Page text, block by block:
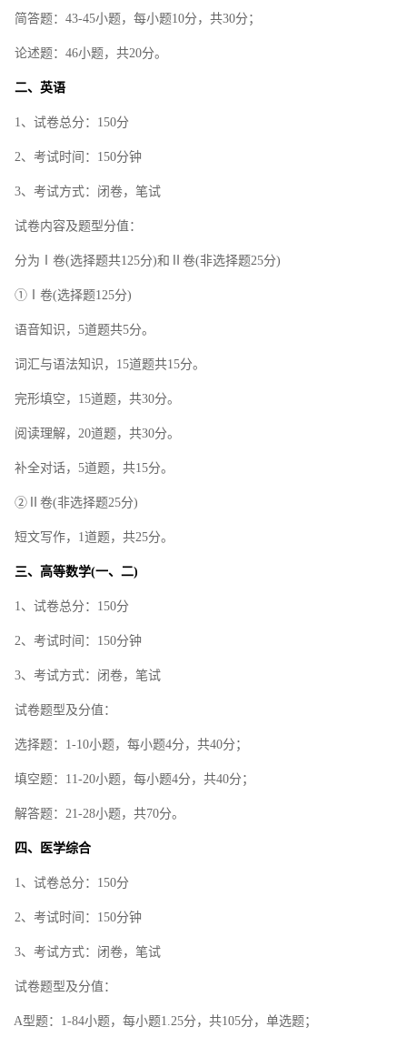
简答题：43-45小题，每小题10分，共30分；
论述题：46小题，共20分。
二、英语
1、试卷总分：150分
2、考试时间：150分钟
3、考试方式：闭卷，笔试
试卷内容及题型分值：
分为Ⅰ卷(选择题共125分)和Ⅱ卷(非选择题25分)
①Ⅰ卷(选择题125分)
语音知识，5道题共5分。
词汇与语法知识，15道题共15分。
完形填空，15道题，共30分。
阅读理解，20道题，共30分。
补全对话，5道题，共15分。
②Ⅱ卷(非选择题25分)
短文写作，1道题，共25分。
三、高等数学(一、二)
1、试卷总分：150分
2、考试时间：150分钟
3、考试方式：闭卷，笔试
试卷题型及分值：
选择题：1-10小题，每小题4分，共40分；
填空题：11-20小题，每小题4分，共40分；
解答题：21-28小题，共70分。
四、医学综合
1、试卷总分：150分
2、考试时间：150分钟
3、考试方式：闭卷，笔试
试卷题型及分值：
A型题：1-84小题，每小题1.25分，共105分，单选题；